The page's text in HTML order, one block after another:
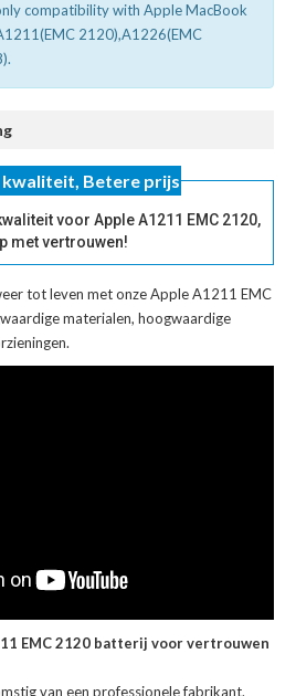
compatibility with Apple MacBook
2120),A1226(EMC
kwaliteit, Betere prijs
voor Apple A1211 EMC 2120,
met vertrouwen!
tot leven met onzeApple A1211 EMC
materialen, hoogwaardige
EMC 2120 batterij voor vertrouwen
van een professionele fabrikant.